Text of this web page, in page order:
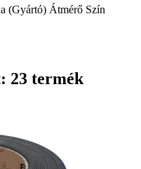
(Gyártó) Átmérő Szín
23 termék